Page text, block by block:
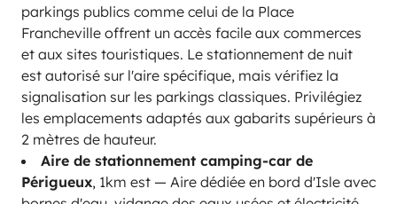
parkings publics comme celui de la Place
Francheville offrent un accès facile aux commerces
et aux sites touristiques. Le stationnement de nuit
est autorisé sur l'aire spécifique, mais vérifiez la
signalisation sur les parkings classiques. Privilégiez
les emplacements adaptés aux gabarits supérieurs à
2 mètres de hauteur.
Aire de stationnement camping-car de
Périgueux, 1km est — Aire dédiée en bord d'Isle avec